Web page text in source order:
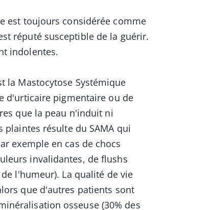
est toujours considérée comme
réputé susceptible de la guérir.
indolentes.
la Mastocytose Systémique
d'urticaire pigmentaire ou de
que la peau n'induit ni
résulte du SAMA qui
exemple en cas de chocs
invalidantes, de flushs
l'humeur). La qualité de vie
que d'autres patients sont
osseuse (30% des